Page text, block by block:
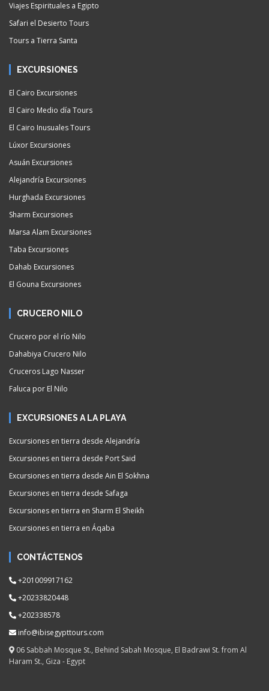
Viajes Espirituales a Egipto
Safari el Desierto Tours
Tours a Tierra Santa
EXCURSIONES
El Cairo Excursiones
El Cairo Medio día Tours
El Cairo Inusuales Tours
Lúxor Excursiones
Asuán Excursiones
Alejandría Excursiones
Hurghada Excursiones
Sharm Excursiones
Marsa Alam Excursiones
Taba Excursiones
Dahab Excursiones
El Gouna Excursiones
CRUCERO NILO
Crucero por el río Nilo
Dahabiya Crucero Nilo
Cruceros Lago Nasser
Faluca por El Nilo
EXCURSIONES A LA PLAYA
Excursiones en tierra desde Alejandría
Excursiones en tierra desde Port Said
Excursiones en tierra desde Ain El Sokhna
Excursiones en tierra desde Safaga
Excursiones en tierra en Sharm El Sheikh
Excursiones en tierra en Áqaba
CONTÁCTENOS
+201009917162
+20233820448
+202338578
info@ibisegypttours.com
06 Sabbah Mosque St., Behind Sabah Mosque, El Badrawi St. from Al
Haram St., Giza - Egypt